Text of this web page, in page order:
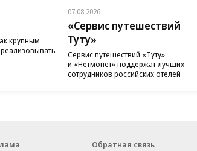
крупным
07.08.2026
«Сервис путешествий
Туту»
Сервис путешествий «Туту»
и «Нетмонет» поддержат лучших
сотрудников российских отелей
Обратная связь